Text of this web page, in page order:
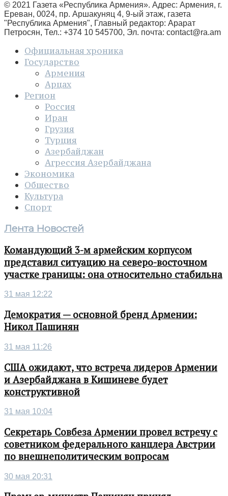
© 2021 Газета «Республика Армения». Адрес: Армения, г.
Ереван, 0024, пр. Аршакуняц 4, 9-ый этаж, газета
"Республика Армения", Главный редактор: Арарат
Петросян, Тел.: +374 10 545700, Эл. почта: contact@ra.am
Официальная хроника
Государство
Армения
Арцах
Регион
Россия
Иран
Грузия
Турция
Азербайджан
Агрессия Азербайджана
Экономика
Общество
Культура
Спорт
Лента Новостей
Командующий 3-м армейским корпусом
представил ситуацию на северо-восточном
участке границы: она относительно стабильна
31 мая 12:22
Демократия — основной бренд Армении:
Никол Пашинян
31 мая 11:26
США ожидают, что встреча лидеров Армении
и Азербайджана в Кишиневе будет
конструктивной
31 мая 10:04
Секретарь Совбеза Армении провел встречу с
советником федерального канцлера Австрии
по внешнеполитическим вопросам
30 мая 20:31